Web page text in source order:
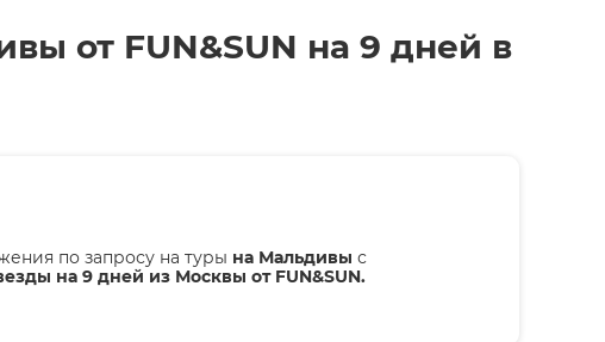
от FUN&SUN на 9 дней в
по запросу на туры на Мальдивы с
на 9 дней из Москвы от FUN&SUN.